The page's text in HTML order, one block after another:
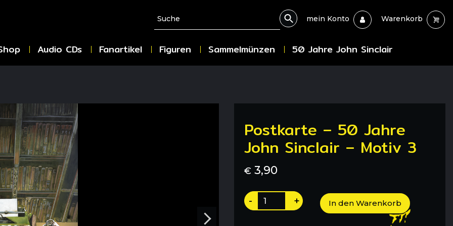
mein Konto Warenkorb
Audio CDs Fanartikel Figuren Sammelmünzen 50 Jahre John Sinclair
Postkarte – 50 Jahre
John Sinclair – Motiv 3
€ 3,90
Postkarte
-
- + In den Warenkorb